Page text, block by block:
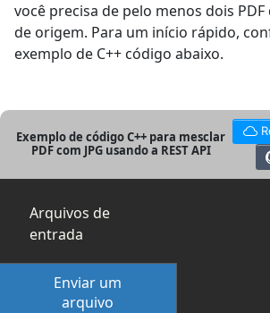
você precisa de pelo menos dois
de origem. Para um início rápido,
exemplo de C++ código abaixo.
Exemplo de código C++ para mesclar
PDF com JPG usando a REST API
Arquivos de
entrada
Enviar um
arquivo